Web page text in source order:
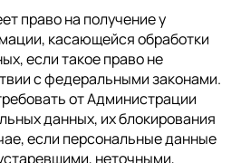
право на получение у
касающейся обработки
если такое право не
с федеральными законами.
от Администрации
данных, их блокирования
если персональные данные
неточными,